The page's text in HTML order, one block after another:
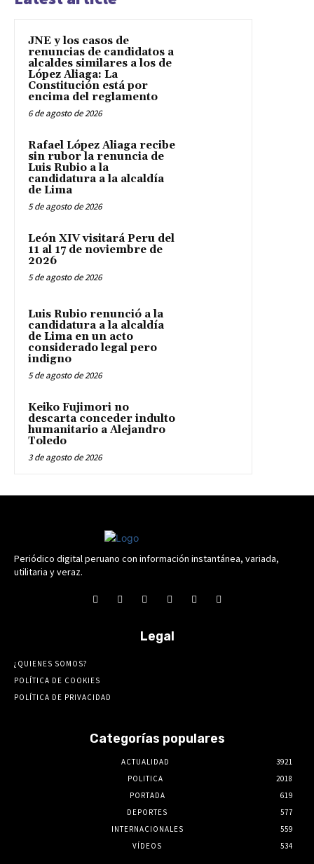
JNE y los casos de
renuncias de candidatos a
alcaldes similares a los de
López Aliaga: La
Constitución está por
encima del reglamento
6 de agosto de 2026
Rafael López Aliaga recibe
sin rubor la renuncia de
Luis Rubio a la
candidatura a la alcaldía
de Lima
5 de agosto de 2026
León XIV visitará Peru del
11 al 17 de noviembre de
2026
5 de agosto de 2026
Luis Rubio renunció a la
candidatura a la alcaldía
de Lima en un acto
considerado legal pero
indigno
5 de agosto de 2026
Keiko Fujimori no
descarta conceder indulto
humanitario a Alejandro
Toledo
3 de agosto de 2026
Periódico digital peruano con información instantánea, variada,
utilitaria y veraz.
Legal
¿QUIENES SOMOS?
POLÍTICA DE COOKIES
POLÍTICA DE PRIVACIDAD
Categorías populares
ACTUALIDAD
3921
POLITICA
2018
PORTADA
619
DEPORTES
577
INTERNACIONALES
559
VÍDEOS
534